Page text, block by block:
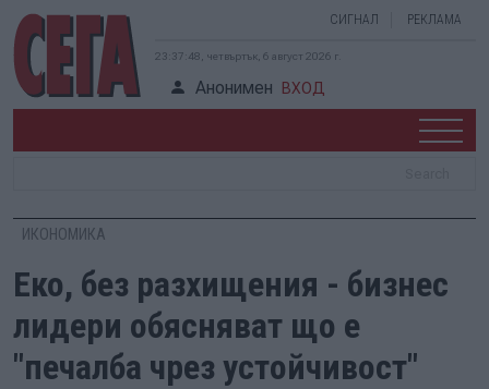
СИГНАЛ РЕКЛАМА
23:37:49, четвъртък, 6 август 2026 г.
Анонимен ВХОД
ИКОНОМИКА
Еко, без разхищения - бизнес
лидери обясняват що е
"печалба чрез устойчивост"